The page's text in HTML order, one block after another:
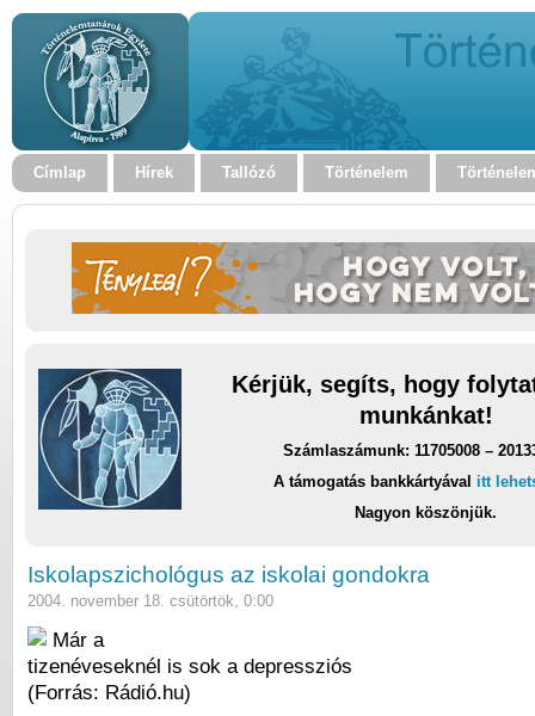
Címlap Hírek Tallózó Történelem
Kérjük, segíts, hogy
munkánkat!
Számlaszámunk: 11705008 –
A támogatás bankkártyával itt
Nagyon köszönjük.
Iskolapszichológus az iskolai gondokra
2004. november 18. csütörtök, 0:00
Már a
tizenéveseknél is sok a depressziós
(Forrás: Rádió.hu)